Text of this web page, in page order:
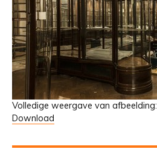
Volledige weergave van afbeelding:
Download